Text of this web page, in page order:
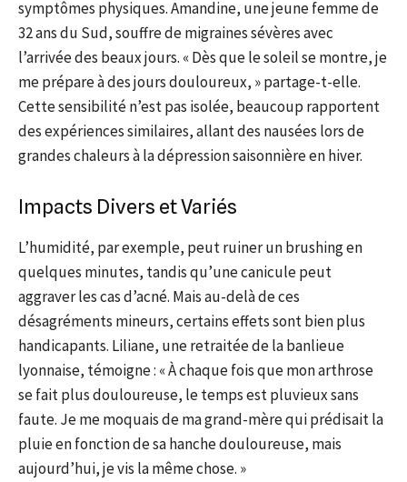
symptômes physiques. Amandine, une jeune femme de
32 ans du Sud, souffre de migraines sévères avec
l’arrivée des beaux jours. « Dès que le soleil se montre, je
me prépare à des jours douloureux, » partage-t-elle.
Cette sensibilité n’est pas isolée, beaucoup rapportent
des expériences similaires, allant des nausées lors de
grandes chaleurs à la dépression saisonnière en hiver.
Impacts Divers et Variés
L’humidité, par exemple, peut ruiner un brushing en
quelques minutes, tandis qu’une canicule peut
aggraver les cas d’acné. Mais au-delà de ces
désagréments mineurs, certains effets sont bien plus
handicapants. Liliane, une retraitée de la banlieue
lyonnaise, témoigne : « À chaque fois que mon arthrose
se fait plus douloureuse, le temps est pluvieux sans
faute. Je me moquais de ma grand-mère qui prédisait la
pluie en fonction de sa hanche douloureuse, mais
aujourd’hui, je vis la même chose. »